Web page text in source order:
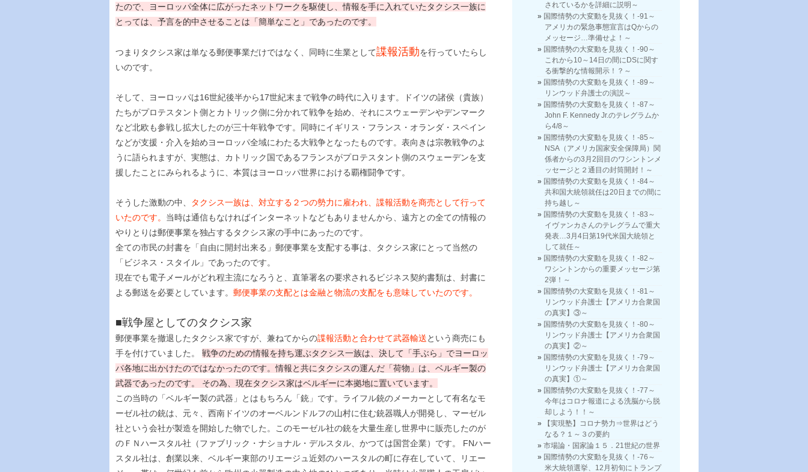
たので、ヨーロッパ全体に広がったネットワークを駆使し、情報を手に入れていたタクシス一族に
とっては、予言を的中させることは「簡単なこと」であったのです。
つまりタクシス家は単なる郵便事業だけではなく、同時に生業として諜報活動を行っていたらし
いのです。
そして、ヨーロッパは16世紀後半から17世紀末まで戦争の時代に入ります。ドイツの諸侯（貴族）
たちがプロテスタント側とカトリック側に分かれて戦争を始め、それにスウェーデンやデンマーク
など北欧も参戦し拡大したのが三十年戦争です。同時にイギリス・フランス・オランダ・スペイン
などが支援・介入を始めヨーロッパ全域にわたる大戦争となったものです。表向きは宗教戦争のよ
うに語られますが、実態は、カトリック国であるフランスがプロテスタント側のスウェーデンを支
援したことにみられるように、本質はヨーロッパ世界における覇権闘争です。
そうした激動の中、
タクシス一族は、対立する２つの勢力に雇われ、諜報活動を商売として行って
いたのです。 当時は通信もなければインターネットなどもありませんから、遠方との全ての情報の
やりとりは郵便事業を独占するタクシス家の手中にあったのです。
全ての市民の封書を「自由に開封出来る」郵便事業を支配する事は、タクシス家にとって当然の
「ビジネス・スタイル」であったのです。
現在でも電子メールがどれ程主流になろうと、直筆署名の要求されるビジネス契約書類は、封書に
よる郵送を必要としています。 郵便事業の支配とは金融と物流の支配をも意味していたのです。
■戦争屋としてのタクシス家
郵便事業を撤退したタクシス家ですが、兼ねてからの諜報活動と合わせて武器輸送という商売にも
手を付けていました。 戦争のための情報を持ち運ぶタクシス一族は、決して「手ぶら」でヨーロッ
パ各地に出かけたのではなかったのです。情報と共にタクシスの運んだ「荷物」は、ベルギー製の
武器であったのです。 その為、現在タクシス家はベルギーに本拠地に置いています。
この当時の「ベルギー製の武器」とはもちろん「銃」です。ライフル銃のメーカーとして有名なモ
ーゼル社の銃は、元々、西南ドイツのオーベルンドルフの山村に住む銃器職人が開発し、マーゼル
社という会社が製造を開始した物でした。このモーゼル社の銃を大量生産し世界中に販売したのが
のＦＮハースタル社（ファブリック・ナショナル・デルスタル、かつては国営企業）です。 FNハー
スタル社は、創業以来、ベルギー東部のリエージュ近郊のハースタルの町に存在していて、リエー
されているかを詳細に説明～
国際情勢の大変動を見抜く！-91～
アメリカの緊急事態宣言はQからの
メッセージ…準備せよ！～
国際情勢の大変動を見抜く！-90～
これから10～14日の間にDSに関す
る衝撃的な情報開示！？～
国際情勢の大変動を見抜く！-89～
リンウッド弁護士の演説～
国際情勢の大変動を見抜く！-87～
John F. Kennedy Jr.のテレグラムか
ら4/8～
国際情勢の大変動を見抜く！-85～
NSA（アメリカ国家安全保障局）関
係者からの3月2回目のワシントンメ
ッセージと２通目の封筒開封！～
国際情勢の大変動を見抜く！-84～
共和国大統領就任は20日までの間に
持ち越し～
国際情勢の大変動を見抜く！-83～
イヴァンカさんのテレグラムで重大
発表…3月4日第19代米国大統領と
して就任～
国際情勢の大変動を見抜く！-82～
ワシントンからの重要メッセージ第
2弾！～
国際情勢の大変動を見抜く！-81～
リンウッド弁護士【アメリカ合衆国
の真実】③～
国際情勢の大変動を見抜く！-80～
リンウッド弁護士【アメリカ合衆国
の真実】②～
国際情勢の大変動を見抜く！-79～
リンウッド弁護士【アメリカ合衆国
の真実】①～
国際情勢の大変動を見抜く！-77～
今年はコロナ報道による洗脳から脱
却しよう！！～
【実現塾】コロナ勢力⇒世界はどう
なる？１～３の要約
市場論・国家論１５．21世紀の世界
国際情勢の大変動を見抜く！-76～
米大統領選挙、12月初旬にトランプ